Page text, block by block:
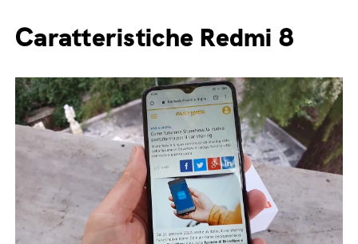
Caratteristiche Redmi 8